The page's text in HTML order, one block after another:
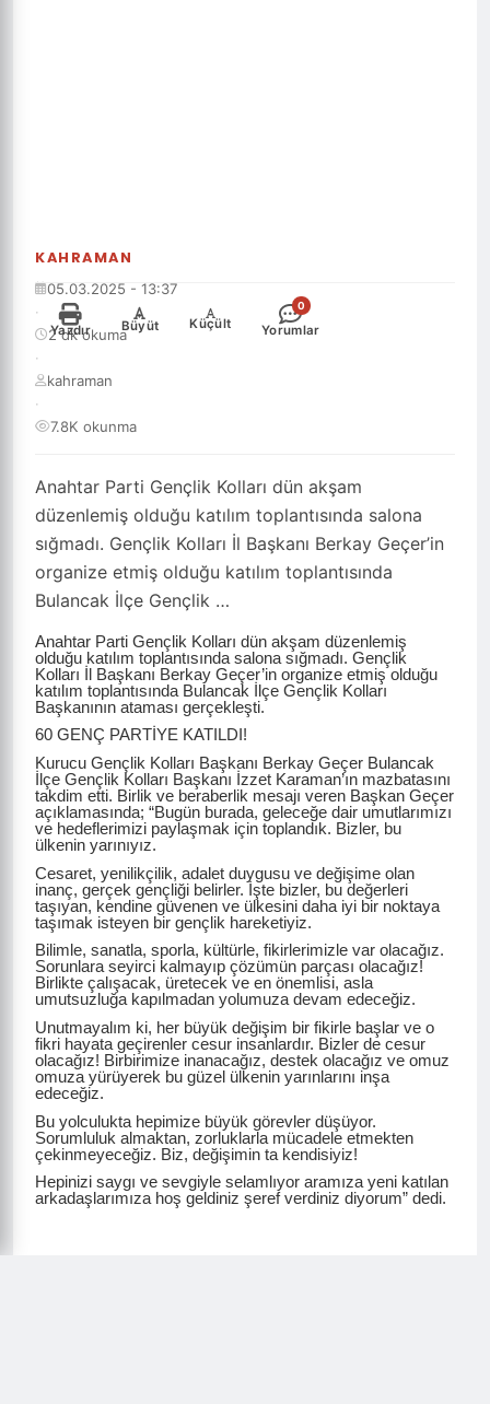
KAHRAMAN
Anahtar Parti Gençlik Kolları dün akşam
düzenlemiş olduğu katılım toplantısında salona
sığmadı. Gençlik Kolları İl Başkanı Berkay Geçer’in
organize etmiş olduğu katılım toplantısında
Bulancak İlçe Gençlik …
05.03.2025 - 13:37
·
2 dk okuma
·
kahraman
·
7.8K okunma
Yazdır
+
Büyüt
-
Küçült
0
Yorumlar
Anahtar Parti Gençlik Kolları dün akşam düzenlemiş
olduğu katılım toplantısında salona sığmadı. Gençlik
Kolları İl Başkanı Berkay Geçer’in organize etmiş olduğu
katılım toplantısında Bulancak İlçe Gençlik Kolları
Başkanının ataması gerçekleşti.
60 GENÇ PARTİYE KATILDI!
Kurucu Gençlik Kolları Başkanı Berkay Geçer Bulancak
İlçe Gençlik Kolları Başkanı İzzet Karaman’ın mazbatasını
takdim etti. Birlik ve beraberlik mesajı veren Başkan Geçer
açıklamasında; “Bugün burada, geleceğe dair umutlarımızı
ve hedeflerimizi paylaşmak için toplandık. Bizler, bu
ülkenin yarınıyız.
Cesaret, yenilikçilik, adalet duygusu ve değişime olan
inanç, gerçek gençliği belirler. İşte bizler, bu değerleri
taşıyan, kendine güvenen ve ülkesini daha iyi bir noktaya
taşımak isteyen bir gençlik hareketiyiz.
Bilimle, sanatla, sporla, kültürle, fikirlerimizle var olacağız.
Sorunlara seyirci kalmayıp çözümün parçası olacağız!
Birlikte çalışacak, üretecek ve en önemlisi, asla
umutsuzluğa kapılmadan yolumuza devam edeceğiz.
Unutmayalım ki, her büyük değişim bir fikirle başlar ve o
fikri hayata geçirenler cesur insanlardır. Bizler de cesur
olacağız! Birbirimize inanacağız, destek olacağız ve omuz
omuza yürüyerek bu güzel ülkenin yarınlarını inşa
edeceğiz.
Bu yolculukta hepimize büyük görevler düşüyor.
Sorumluluk almaktan, zorluklarla mücadele etmekten
çekinmeyeceğiz. Biz, değişimin ta kendisiyiz!
Hepinizi saygı ve sevgiyle selamlıyor aramıza yeni katılan
arkadaşlarımıza hoş geldiniz şeref verdiniz diyorum” dedi.